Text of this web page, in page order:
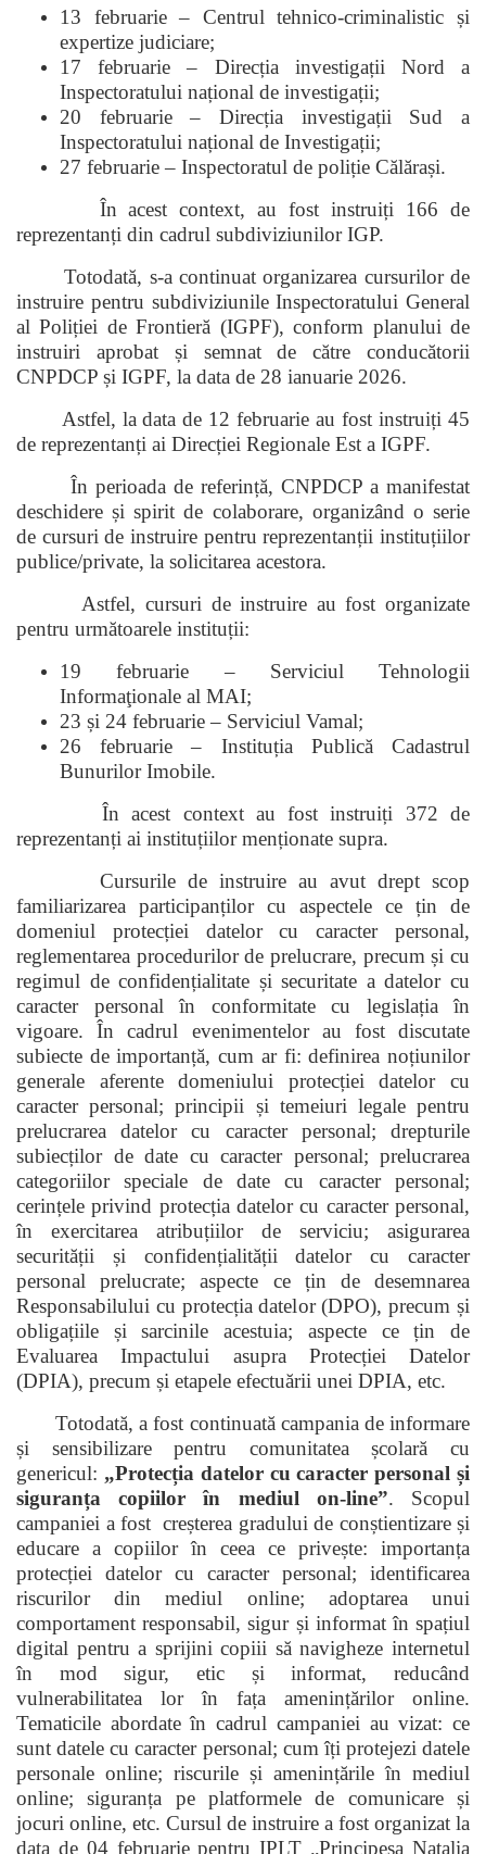
13 februarie – Centrul tehnico-criminalistic și
expertize judiciare;
17 februarie – Direcția investigații Nord a
Inspectoratului național de investigații;
20 februarie – Direcția investigații Sud a
Inspectoratului național de Investigații;
27 februarie – Inspectoratul de poliție Călărași.
În acest context, au fost instruiți 166 de
reprezentanți din cadrul subdiviziunilor IGP.
Totodată, s-a continuat organizarea cursurilor de
instruire pentru subdiviziunile Inspectoratului General
al Poliției de Frontieră (IGPF), conform planului de
instruiri aprobat și semnat de către conducătorii
CNPDCP și IGPF, la data de 28 ianuarie 2026.
Astfel, la data de 12 februarie au fost instruiți 45
de reprezentanți ai Direcției Regionale Est a IGPF.
În perioada de referință, CNPDCP a manifestat
deschidere și spirit de colaborare, organizând o serie
de cursuri de instruire pentru reprezentanții instituțiilor
publice/private, la solicitarea acestora.
Astfel, cursuri de instruire au fost organizate
pentru următoarele instituții:
19 februarie – Serviciul Tehnologii
Informaţionale al MAI;
23 și 24 februarie – Serviciul Vamal;
26 februarie – Instituția Publică Cadastrul
Bunurilor Imobile.
În acest context au fost instruiți 372 de
reprezentanți ai instituțiilor menționate supra.
Cursurile de instruire au avut drept scop
familiarizarea participanților cu aspectele ce țin de
domeniul protecției datelor cu caracter personal,
reglementarea procedurilor de prelucrare, precum și cu
regimul de confidențialitate și securitate a datelor cu
caracter personal în conformitate cu legislația în
vigoare. În cadrul evenimentelor au fost discutate
subiecte de importanță, cum ar fi: definirea noțiunilor
generale aferente domeniului protecției datelor cu
caracter personal; principii și temeiuri legale pentru
prelucrarea datelor cu caracter personal; drepturile
subiecților de date cu caracter personal; prelucrarea
categoriilor speciale de date cu caracter personal;
cerințele privind protecția datelor cu caracter personal,
în exercitarea atribuțiilor de serviciu; asigurarea
securității și confidențialității datelor cu caracter
personal prelucrate; aspecte ce țin de desemnarea
Responsabilului cu protecția datelor (DPO), precum și
obligațiile și sarcinile acestuia; aspecte ce țin de
Evaluarea Impactului asupra Protecției Datelor
(DPIA), precum și etapele efectuării unei DPIA, etc.
Totodată, a fost continuată campania de informare
și sensibilizare pentru comunitatea școlară cu
genericul: „Protecția datelor cu caracter personal și
siguranța copiilor în mediul on-line”. Scopul
campaniei a fost creșterea gradului de conștientizare și
educare a copiilor în ceea ce privește: importanța
protecției datelor cu caracter personal; identificarea
riscurilor din mediul online; adoptarea unui
comportament responsabil, sigur și informat în spațiul
digital pentru a sprijini copiii să navigheze internetul
în mod sigur, etic și informat, reducând
vulnerabilitatea lor în fața amenințărilor online.
Tematicile abordate în cadrul campaniei au vizat: ce
sunt datele cu caracter personal; cum îți protejezi datele
personale online; riscurile și amenințările în mediul
online; siguranța pe platformele de comunicare și
jocuri online, etc. Cursul de instruire a fost organizat la
data de 04 februarie pentru IPLT „Principesa Natalia